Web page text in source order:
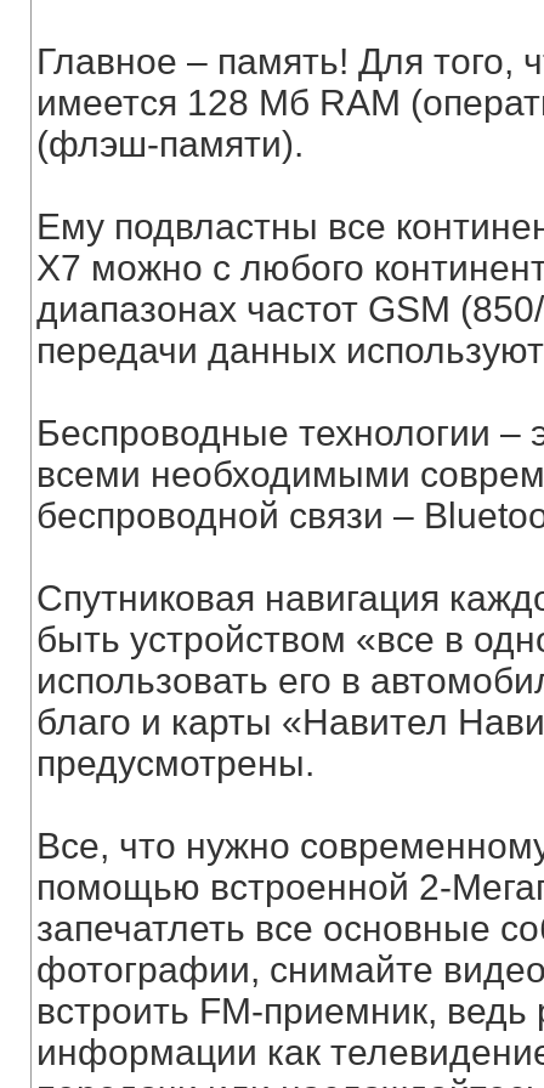
Главное – память! Для того,
имеется 128 Мб RAM
(флэш-памяти).
Ему подвластны все
X7 можно с любого
диапазонах частот GSM
передачи данных
Беспроводные технологии –
всеми необходимыми
беспроводной связи –
Спутниковая навигация
быть устройством «все в
использовать его в
благо и карты «Навител
предусмотрены.
Все, что нужно
помощью встроенной 2-
запечатлеть все основные
фотографии, снимайте
встроить FM-приемник, ведь
информации как